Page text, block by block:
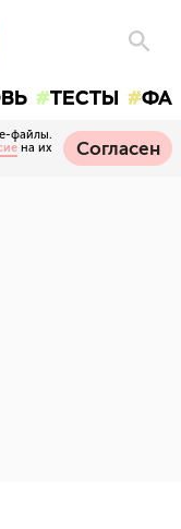
ТЕСТЫ
файлы.
на их
Согласен